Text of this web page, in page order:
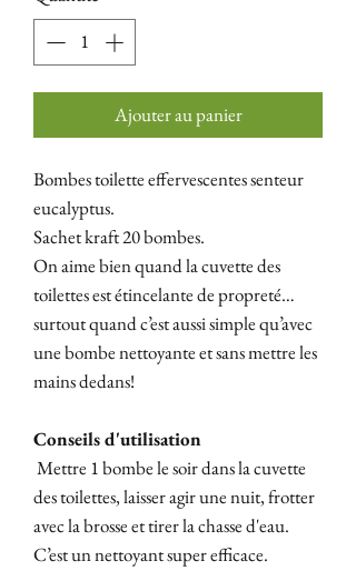
Ajouter au panier
Bombes toilette effervescentes senteur
eucalyptus.
Sachet kraft 20 bombes.
On aime bien quand la cuvette des
toilettes est étincelante de propreté…
surtout quand c’est aussi simple qu’avec
une bombe nettoyante et sans mettre les
mains dedans!
Conseils d'utilisation
Mettre 1 bombe le soir dans la cuvette
des toilettes, laisser agir une nuit, frotter
avec la brosse et tirer la chasse d'eau.
C’est un nettoyant super efficace.